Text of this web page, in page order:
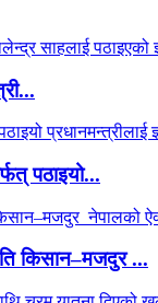
पठाइयो...
किसान–मजदुर ...